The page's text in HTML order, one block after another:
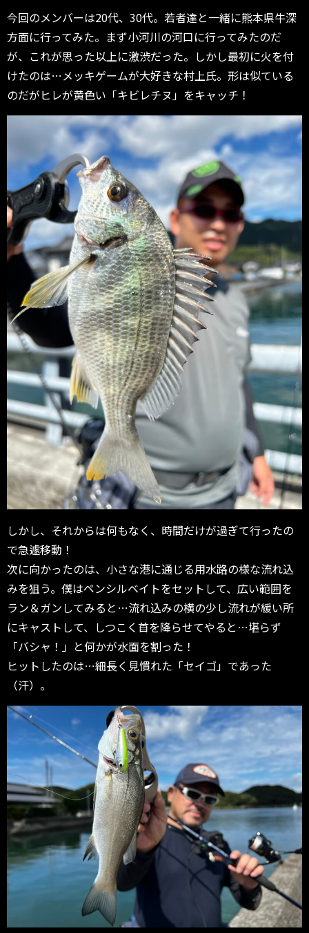
今回のメンバーは20代、30代。若者達と一緒に熊本県牛深
方面に行ってみた。まず小河川の河口に行ってみたのだ
が、これが思った以上に激渋だった。しかし最初に火を付
けたのは…メッキゲームが大好きな村上氏。形は似ている
のだがヒレが黄色い「キビレチヌ」をキャッチ！
しかし、それからは何もなく、時間だけが過ぎて行ったの
で急遽移動！
次に向かったのは、小さな港に通じる用水路の様な流れ込
みを狙う。僕はペンシルベイトをセットして、広い範囲を
ラン＆ガンしてみると…流れ込みの横の少し流れが緩い所
にキャストして、しつこく首を降らせてやると…堪らず
「バシャ！」と何かが水面を割った！
ヒットしたのは…細長く見慣れた「セイゴ」であった
（汗）。